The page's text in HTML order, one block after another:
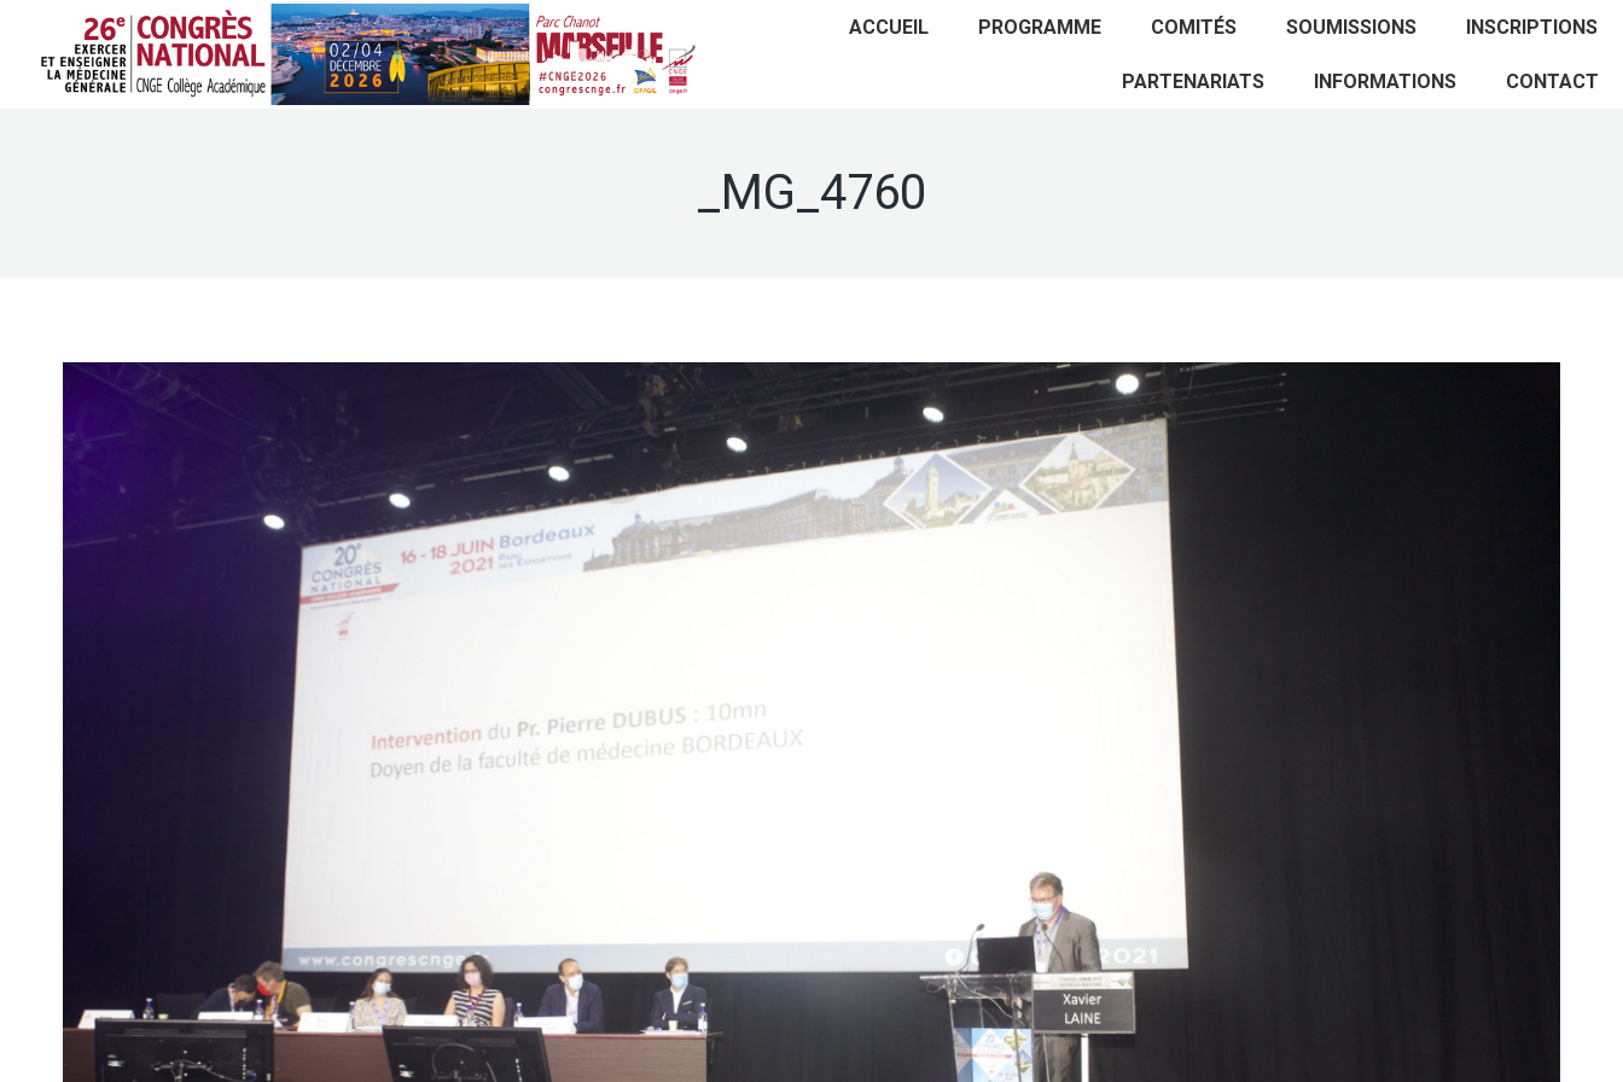
ACCUEIL PROGRAMME COMITÉS SOUMISSIONS INSCRIPTIONS
PARTENARIATS INFORMATIONS CONTACT
_MG_4760
ACCUEIL PROGRAMME COMITÉS
SOUMISSIONS INSCRIPTIONS PARTENARIATS